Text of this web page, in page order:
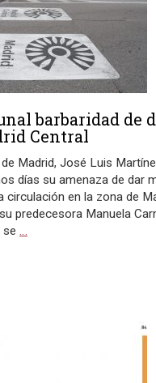
barbaridad de
Central
Madrid, José Luis
días su amenaza de dar
circulación en la zona de
predecesora Manuela
se …